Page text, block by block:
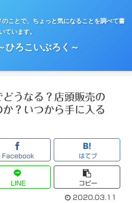
ことで、ちょっと気になることを調べて書
いています。
ひろこいぶろく～
うなる？店頭販売の
？いつから手に入る
Facebook はてブ
LINE コピー
2020.03.11